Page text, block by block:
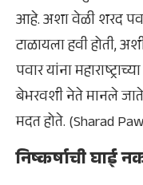
आहे. अशा वेळी शरद
टाळायला हवी होती,
पवार यांना
बेभरवशी नेते मानले
मदत होते. (Sharad
निष्कर्षाची घाई